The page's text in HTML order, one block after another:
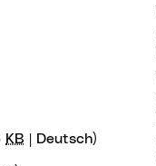
KB | Deutsch)